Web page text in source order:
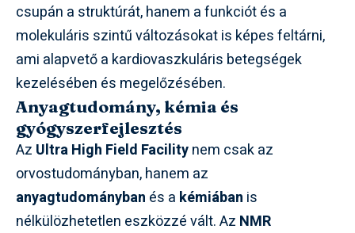
csupán a struktúrát, hanem a funkciót és a
molekuláris szintű változásokat is képes feltárni,
ami alapvető a kardiovaszkuláris betegségek
kezelésében és megelőzésében.
Anyagtudomány, kémia és
gyógyszerfejlesztés
Az Ultra High Field Facilitynem csak az
orvostudományban, hanem az
anyagtudományban és a kémiában is
nélkülözhetetlen eszközzé vált. Az NMR